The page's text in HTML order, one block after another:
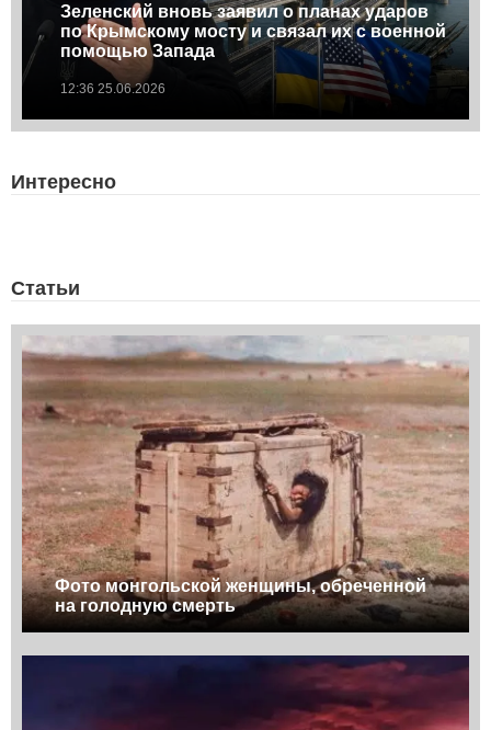
Зеленский вновь заявил о планах ударов
по Крымскому мосту и связал их с военной
помощью Запада
12:36 25.06.2026
Интересно
Статьи
Фото монгольской женщины, обреченной
на голодную смерть